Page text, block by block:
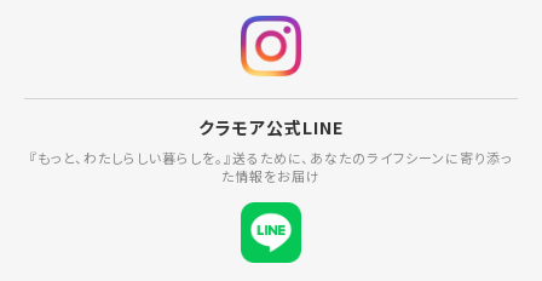
クラモア公式LINE
『もっと、わたしらしい暮らしを。』送るために、あなたのライフシーンに寄り添っ
た情報をお届け